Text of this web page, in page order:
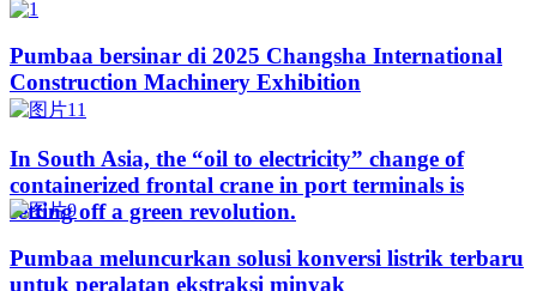
Pumbaa bersinar di 2025 Changsha International
Construction Machinery Exhibition
In South Asia, the “oil to electricity” change of
containerized frontal crane in port terminals is
setting off a green revolution.
Pumbaa meluncurkan solusi konversi listrik terbaru
untuk peralatan ekstraksi minyak